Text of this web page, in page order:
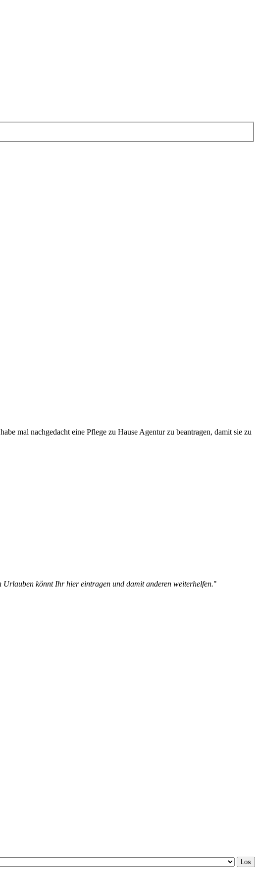
mal nachgedacht eine Pflege zu Hause Agentur zu beantragen, damit sie zu
könnt Ihr hier eintragen und damit anderen weiterhelfen."